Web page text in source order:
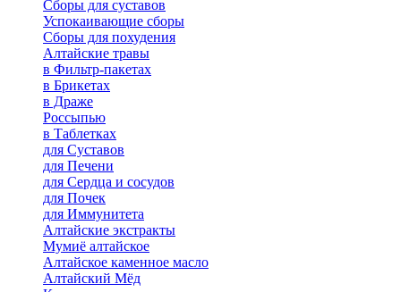
Сборы для суставов
Успокаивающие сборы
Сборы для похудения
Алтайские травы
в Фильтр-пакетах
в Брикетах
в Драже
Россыпью
в Таблетках
для Cуставов
для Печени
для Сердца и сосудов
для Почек
для Иммунитета
Алтайские экстракты
Мумиё алтайское
Алтайское каменное масло
Алтайский Мёд